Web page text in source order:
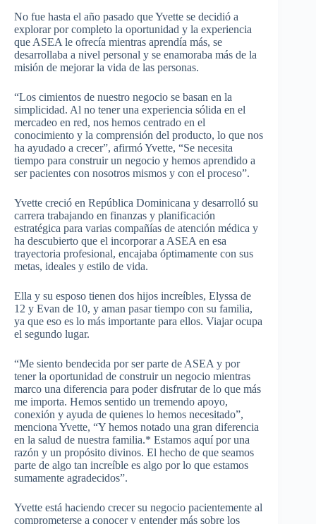
No fue hasta el año pasado que Yvette se decidió a
explorar por completo la oportunidad y la experiencia
que ASEA le ofrecía mientras aprendía más, se
desarrollaba a nivel personal y se enamoraba más de la
misión de mejorar la vida de las personas.
“Los cimientos de nuestro negocio se basan en la
simplicidad. Al no tener una experiencia sólida en el
mercadeo en red, nos hemos centrado en el
conocimiento y la comprensión del producto, lo que nos
ha ayudado a crecer”, afirmó Yvette, “Se necesita
tiempo para construir un negocio y hemos aprendido a
ser pacientes con nosotros mismos y con el proceso”.
Yvette creció en República Dominicana y desarrolló su
carrera trabajando en finanzas y planificación
estratégica para varias compañías de atención médica y
ha descubierto que el incorporar a ASEA en esa
trayectoria profesional, encajaba óptimamente con sus
metas, ideales y estilo de vida.
Ella y su esposo tienen dos hijos increíbles, Elyssa de
12 y Evan de 10, y aman pasar tiempo con su familia,
ya que eso es lo más importante para ellos. Viajar ocupa
el segundo lugar.
“Me siento bendecida por ser parte de ASEA y por
tener la oportunidad de construir un negocio mientras
marco una diferencia para poder disfrutar de lo que más
me importa. Hemos sentido un tremendo apoyo,
conexión y ayuda de quienes lo hemos necesitado”,
menciona Yvette, “Y hemos notado una gran diferencia
en la salud de nuestra familia.* Estamos aquí por una
razón y un propósito divinos. El hecho de que seamos
parte de algo tan increíble es algo por lo que estamos
sumamente agradecidos”.
Yvette está haciendo crecer su negocio pacientemente al
comprometerse a conocer y entender más sobre los